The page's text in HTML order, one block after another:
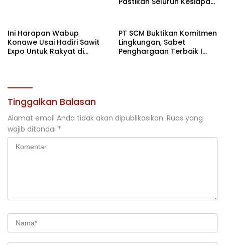
Ini Harapan Wabup
Konawe Usai Hadiri Sawit
Expo Untuk Rakyat di
PT SCM Buktikan Komitmen
Lingkungan, Sabet
Penghargaan Terbaik I
Tinggalkan Balasan
Alamat email Anda tidak akan dipublikasikan. Ruas yang
wajib ditandai *